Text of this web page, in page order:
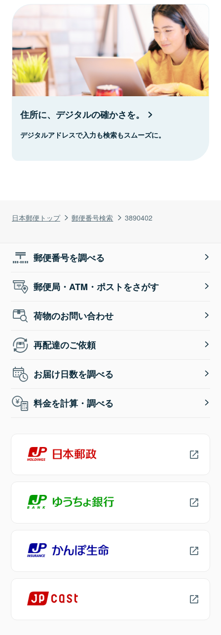
日本郵便トップ 郵便番号検索 3890402
住所に、デジタルの確かさを。
デジタルアドレスで入力も検索もスムーズに。
郵便番号を調べる
郵便局・ATM・ポストをさがす
荷物のお問い合わせ
再配達のご依頼
お届け日数を調べる
料金を計算・調べる